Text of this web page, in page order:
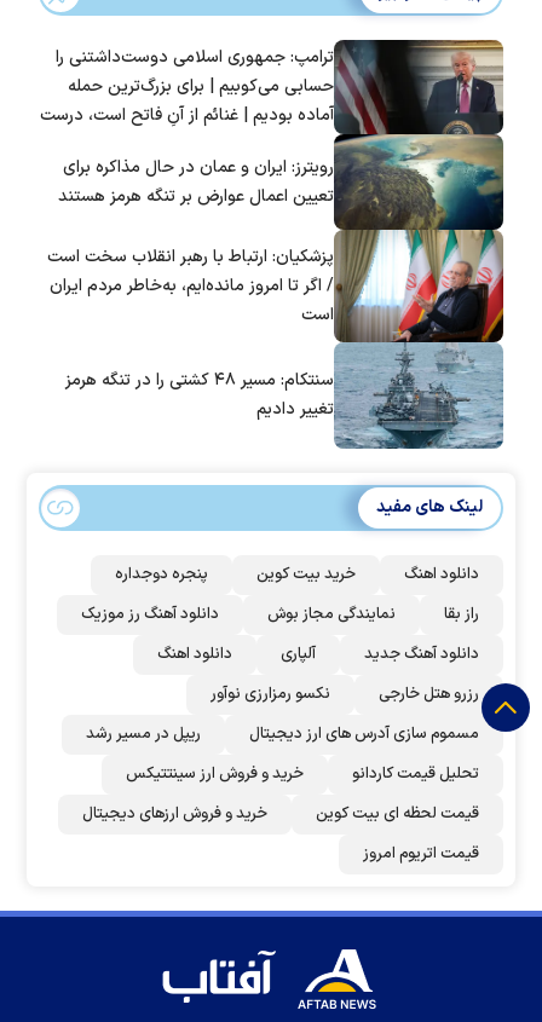
ترامپ: جمهوری اسلامی دوست‌داشتنی را
حسابی می‌کوبیم | برای بزرگ‌ترین حمله
آماده بودیم | غنائم از آنِ فاتح است، درست
رویترز: ایران و عمان در حال مذاکره برای
تعیین اعمال عوارض بر تنگه هرمز هستند
پزشکیان: ارتباط با رهبر انقلاب سخت است
/ اگر تا امروز مانده‌ایم، به‌خاطر مردم ایران
است
سنتکام: مسیر ۴۸ کشتی را در تنگه هرمز
تغییر دادیم
لینک های مفید
دانلود اهنگ خرید بیت کوین
پنجره دوجداره
راز بقا
نمایندگی مجاز بوش
دانلود آهنگ رز‌ موزیک
دانلود آهنگ جدید
آلپاری
دانلود اهنگ
رزرو هتل خارجی
نکسو رمزارزی نوآور
مسموم سازی آدرس های ارز دیجیتال
ریپل در مسیر رشد
تحلیل قیمت کاردانو
خرید و فروش ارز سینتتیکس
قیمت لحظه ای بیت کوین
خرید و فروش ارزهای دیجیتال
قیمت اتریوم امروز